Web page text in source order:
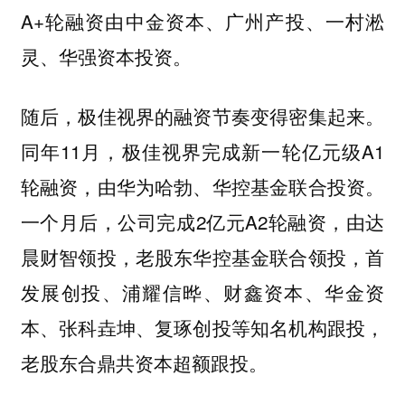
A+轮融资由中金资本、广州产投、一村淞
灵、华强资本投资。
随后，极佳视界的融资节奏变得密集起来。
同年11月，极佳视界完成新一轮亿元级A1
轮融资，由华为哈勃、华控基金联合投资。
一个月后，公司完成2亿元A2轮融资，由达
晨财智领投，老股东华控基金联合领投，首
发展创投、浦耀信晔、财鑫资本、华金资
本、张科垚坤、复琢创投等知名机构跟投，
老股东合鼎共资本超额跟投。